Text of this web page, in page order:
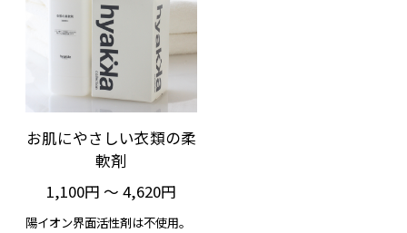
お肌にやさしい衣類の柔
軟剤
1,100円 ～ 4,620円
陽イオン界面活性剤は不使用。